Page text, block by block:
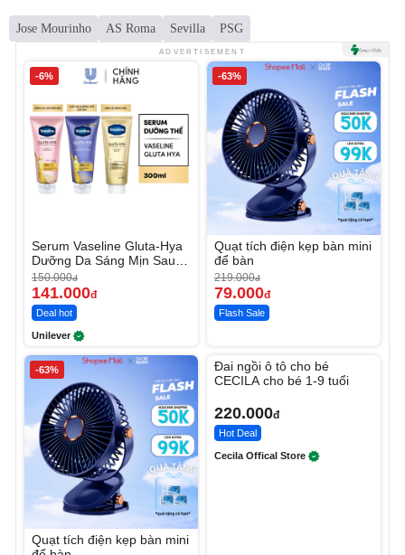
Jose Mourinho AS Roma Sevilla PSG
ADVERTISEMENT
-6%
Serum Vaseline Gluta-Hya
Dưỡng Da Sáng Mịn Sau 7
Ngày
150.000đ
141.000đ
Deal hot
Unilever
-63%
Quạt tích điện kẹp bàn mini
để bàn
219.000đ
79.000đ
Flash Sale
-63%
Quạt tích điện kẹp bàn mini
Đai ngồi ô tô cho bé
CECILA cho bé 1-9 tuổi
220.000đ
Hot Deal
Cecila Offical Store